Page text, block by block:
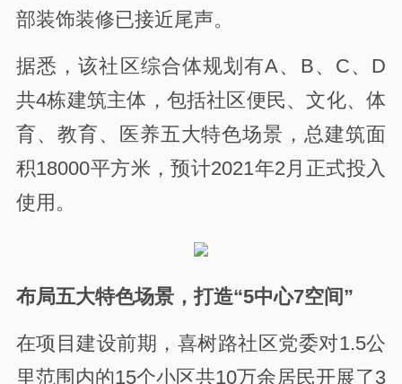
部装饰装修已接近尾声。
据悉，该社区综合体规划有A、B、C、D
共4栋建筑主体，包括社区便民、文化、体
育、教育、医养五大特色场景，总建筑面
积18000平方米，预计2021年2月正式投入
使用。
布局五大特色场景，打造“5中心7空间”
在项目建设前期，喜树路社区党委对1.5公
里范围内的15个小区共10万余居民开展了3